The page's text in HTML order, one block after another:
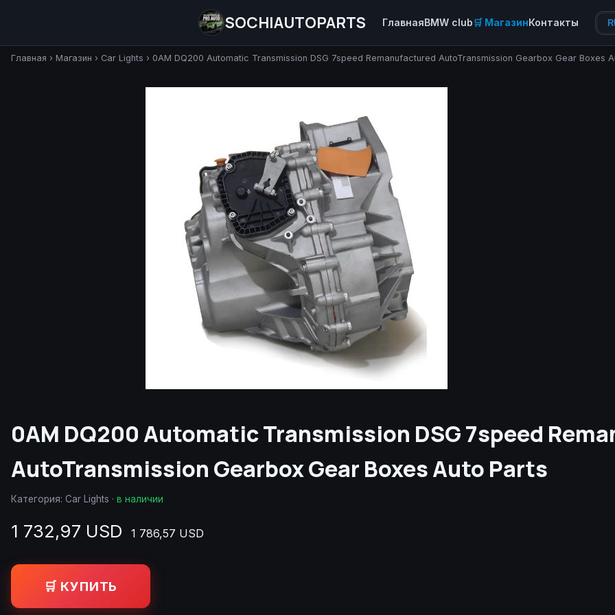
SOCHIAUTOPARTS ГлавнаяBMW club🛒 МагазинКонтакты
Главная › Магазин › Car Lights › 0AM DQ200 Automatic Transmission DSG 7speed Remanufactured AutoTransmission Gearbox Gear Boxes
0AM DQ200 Automatic Transmission DSG 7speed
AutoTransmission Gearbox Gear Boxes Auto Parts
Категория: Car Lights · в наличии
1 732,97 USD 1 786,57 USD
🛒 КУПИТЬ